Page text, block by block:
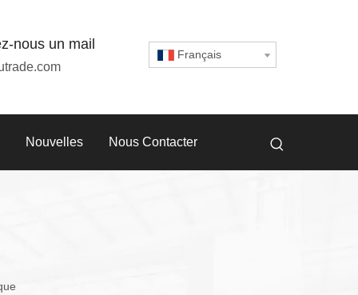
nous un mail
Français
Nouvelles Nous Contacter